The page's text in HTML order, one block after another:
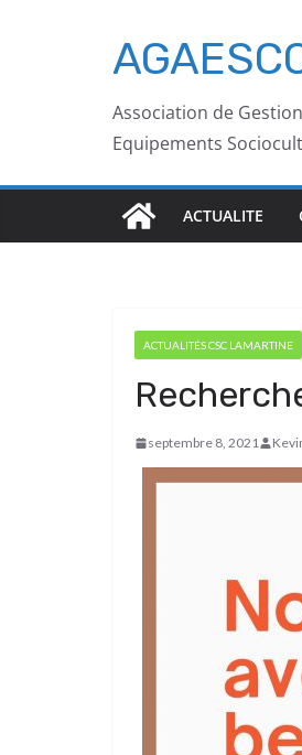
Association de
Equipements
ACTUALITE
ACTUALITÉS CSC LAMARTINE
septembre 8, 2021